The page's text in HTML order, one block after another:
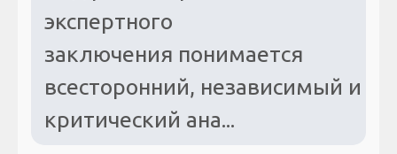
экспертного
заключения понимается
всесторонний, независимый и
критический ана...